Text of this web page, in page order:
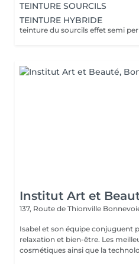
TEINTURE SOURCILS
TEINTURE HYBRIDE
Institut Art et
137, Route de Thionville
Isabel et son équipe conjuguent
relaxation et bien-être. Les meilleures marques esthétiques et
cosmétiques ainsi que la